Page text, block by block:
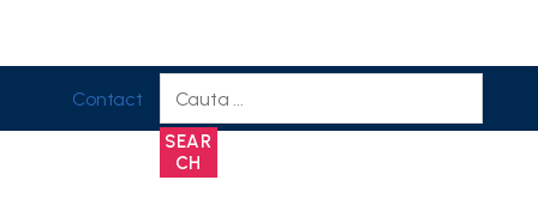
Contact
SEAR
CH